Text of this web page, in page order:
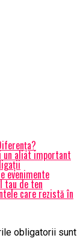
un aliat important
evenimente
tau de ten
care rezistă în
obligatorii sunt